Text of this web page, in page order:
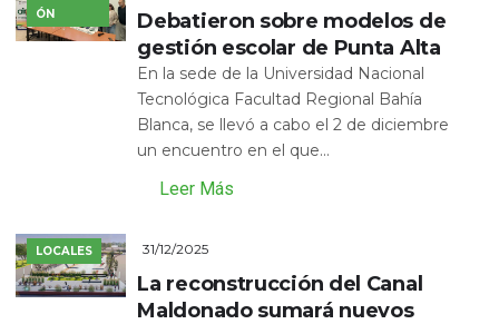
ÓN
Debatieron sobre modelos de
gestión escolar de Punta Alta
En la sede de la Universidad Nacional
Tecnológica Facultad Regional Bahía
Blanca, se llevó a cabo el 2 de diciembre
un encuentro en el que...
Leer Más
LOCALES 31/12/2025
La reconstrucción del Canal
Maldonado sumará nuevos